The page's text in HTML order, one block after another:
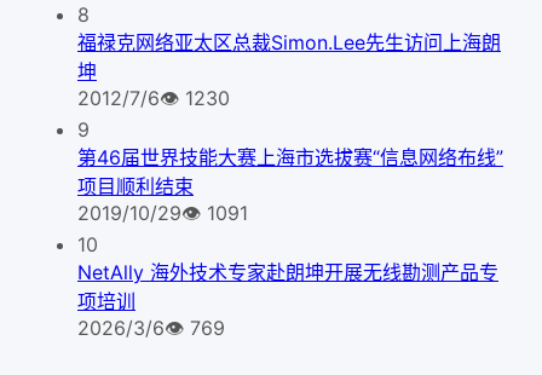
8
福禄克网络亚太区总裁Simon.Lee先生访问上海朗
坤
2012/7/6👁 1230
9
第46届世界技能大赛上海市选拔赛“信息网络布线”
项目顺利结束
2019/10/29👁 1091
10
NetAlly 海外技术专家赴朗坤开展无线勘测产品专
项培训
2026/3/6👁 769